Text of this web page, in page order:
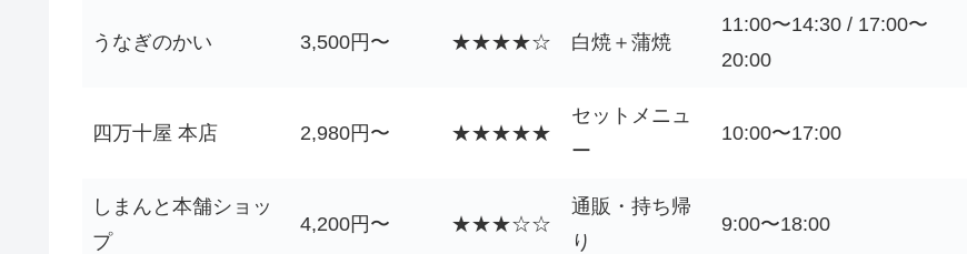
うなぎのかい 3,500円〜 ★★★★☆ 白焼＋蒲焼
11:00〜14:30 / 17:00〜
20:00
四万十屋 本店 2,980円〜 ★★★★★
セットメニュ
ー
10:00〜17:00
しまんと本舗ショッ
プ
4,200円〜 ★★★☆☆
通販・持ち帰
り
9:00〜18:00